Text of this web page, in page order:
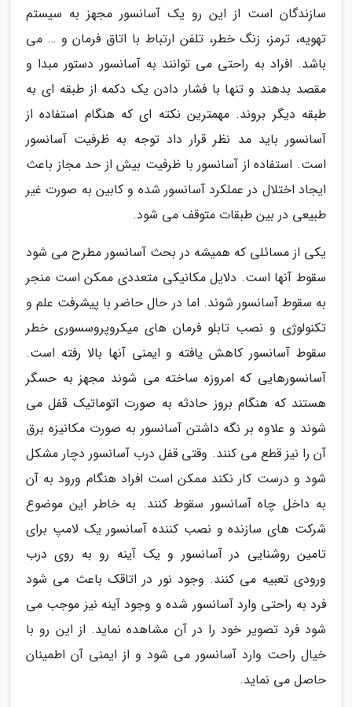
سازندگان است از این رو یک آسانسور مجهز به سیستم
تهویه، ترمز، زنگ خطر، تلفن ارتباط با اتاق فرمان و … می
باشد. افراد به راحتی می توانند به آسانسور دستور مبدا و
مقصد بدهند و تنها با فشار دادن یک دکمه از طبقه ای به
طبقه دیگر بروند. مهمترین نکته ای که هنگام استفاده از
آسانسور باید مد نظر قرار داد توجه به ظرفیت آسانسور
است. استفاده از آسانسور با ظرفیت بیش از حد مجاز باعث
ایجاد اختلال در عملکرد آسانسور شده و کابین به صورت غیر
طبیعی در بین طبقات متوقف می شود.
یکی از مسائلی که همیشه در بحث آسانسور مطرح می شود
سقوط آنها است. دلایل مکانیکی متعددی ممکن است منجر
به سقوط آسانسور شوند. اما در حال حاضر با پیشرفت علم و
تکنولوژی و نصب تابلو فرمان های میکروپروسسوری خطر
سقوط آسانسور کاهش یافته و ایمنی آنها بالا رفته است.
آسانسورهایی که امروزه ساخته می شوند مجهز به حسگر
هستند که هنگام بروز حادثه به صورت اتوماتیک قفل می
شوند و علاوه بر نگه داشتن آسانسور به صورت مکانیزه برق
آن را نیز قطع می کنند. وقتی قفل درب آسانسور دچار مشکل
شود و درست کار نکند ممکن است افراد هنگام ورود به آن
به داخل چاه آسانسور سقوط کنند. به خاطر این موضوع
شرکت های سازنده و نصب کننده آسانسور یک لامپ برای
تامین روشنایی در آسانسور و یک آینه رو به روی درب
ورودی تعبیه می کنند. وجود نور در اتاقک باعث می شود
فرد به راحتی وارد آسانسور شده و وجود آینه نیز موجب می
شود فرد تصویر خود را در آن مشاهده نماید. از این رو با
خیال راحت وارد آسانسور می شود و از ایمنی آن اطمینان
حاصل می نماید.